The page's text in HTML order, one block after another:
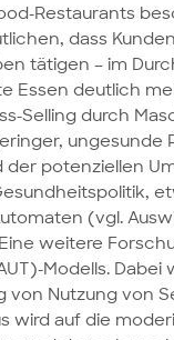
Restaurants
dass
tätigen – im
Essen deutlich
Selling durch
ungesunde
potenziellen
(vgl.
weitere
Modells.
von Nutzung von
wird auf die